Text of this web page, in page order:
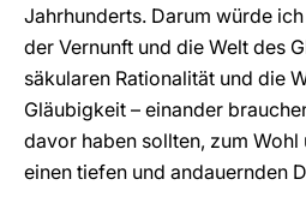
Jahrhunderts. Darum würde
der Vernunft und die Welt des
säkularen Rationalität und die
Gläubigkeit – einander
davor haben sollten, zum
einen tiefen und andauernden